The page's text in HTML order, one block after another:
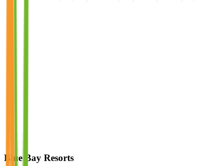
Blue Bay Resorts